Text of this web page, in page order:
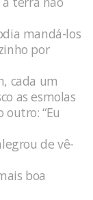
mandá-los
por
cada um
as esmolas
“Eu
de vê-
boa